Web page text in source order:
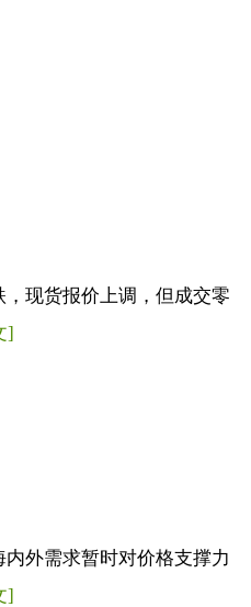
现货报价上调，但成交零
]
外需求暂时对价格支撑力
]